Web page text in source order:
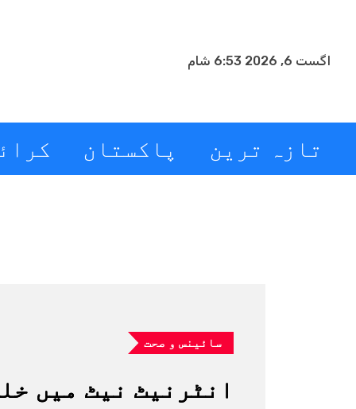
اگست 6, 2026 6:53 شام
تازہ ترین پاکستان
سائینس و صحت